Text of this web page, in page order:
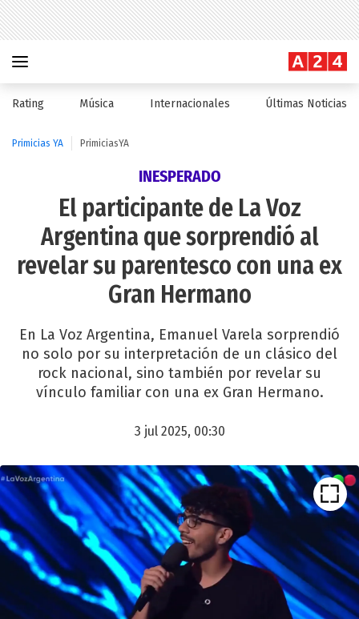
Rating Música Internacionales Últimas Noticias
Primicias YA PrimiciasYA
INESPERADO
El participante de La Voz
Argentina que sorprendió al
revelar su parentesco con una ex
Gran Hermano
En La Voz Argentina, Emanuel Varela sorprendió
no solo por su interpretación de un clásico del
rock nacional, sino también por revelar su
vínculo familiar con una ex Gran Hermano.
3 jul 2025, 00:30